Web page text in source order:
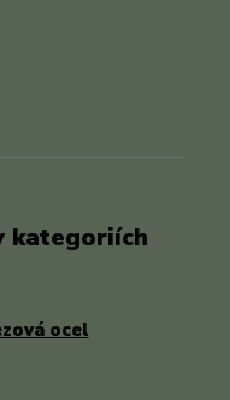
kategoriích
ocel